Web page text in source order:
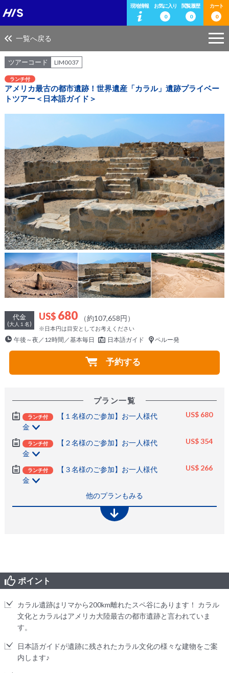
現地情報
お気に入り
0
閲覧履歴
0
カート
0
一覧へ戻る
ツアーコード LIM0037
ランチ付
アメリカ最古の都市遺跡！世界遺産「カラル」遺跡プライベー
トツアー＜日本語ガイド＞
代金
(大人１名)
US$ 680 （約107,658円）
※日本円は目安としてお考えください
午後～夜／12時間／基本毎日 日本語ガイド ペルー発
予約する
プラン一覧
ランチ付
【１名様のご参加】お一人様代
金
US$ 680
ランチ付
【２名様のご参加】お一人様代
金
US$ 354
ランチ付
【３名様のご参加】お一人様代
金
US$ 266
他のプランもみる
ポイント
カラル遺跡はリマから200km離れたスペ谷にあります！ カラル
文化とカラルはアメリカ大陸最古の都市遺跡と言われていま
す。
日本語ガイドが遺跡に残されたカラル文化の様々な建物をご案
内します♪